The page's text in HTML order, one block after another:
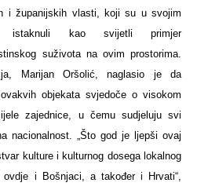
i županijskih vlasti, koji su u svojim
istaknuli kao svijetli primjer
suživota na ovim prostorima.
Marijan Oršolić, naglasio je da
objekata svjedoče o visokom
zajednice, u čemu sudjeluju svi
nacionalnost. „Što god je ljepši ovaj
kulture i kulturnog dosega lokalnog
i Bošnjaci, a također i Hrvati“,